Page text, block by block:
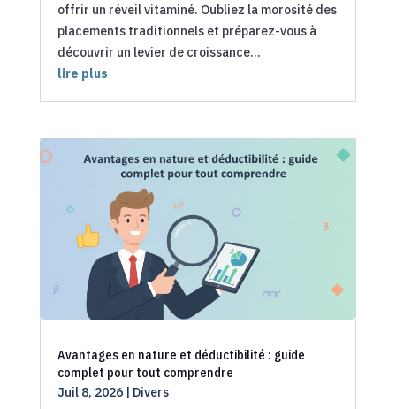
offrir un réveil vitaminé. Oubliez la morosité des
placements traditionnels et préparez-vous à
découvrir un levier de croissance...
lire plus
Avantages en nature et déductibilité : guide
complet pour tout comprendre
Juil 8, 2026| Divers